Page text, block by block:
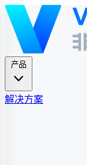
解决方案